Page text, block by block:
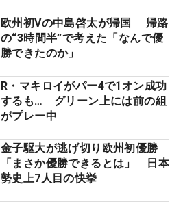
欧州初Vの中島啓太が帰国 帰路
の“3時間半”で考えた「なんで優
勝できたのか」
R・マキロイがパー4で1オン成功
するも… グリーン上には前の組
がプレー中
金子駆大が逃げ切り欧州初優勝
「まさか優勝できるとは」 日本
勢史上7人目の快挙